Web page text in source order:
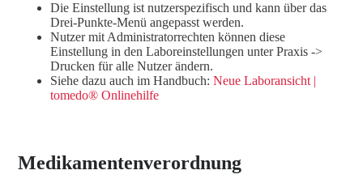
Die Einstellung ist nutzerspezifisch und kann über das
Drei-Punkte-Menü angepasst werden.
Nutzer mit Administratorrechten können diese
Einstellung in den Laboreinstellungen unter Praxis ->
Drucken für alle Nutzer ändern.
Siehe dazu auch im Handbuch: Neue Laboransicht |
tomedo® Onlinehilfe
Medikamentenverordnung